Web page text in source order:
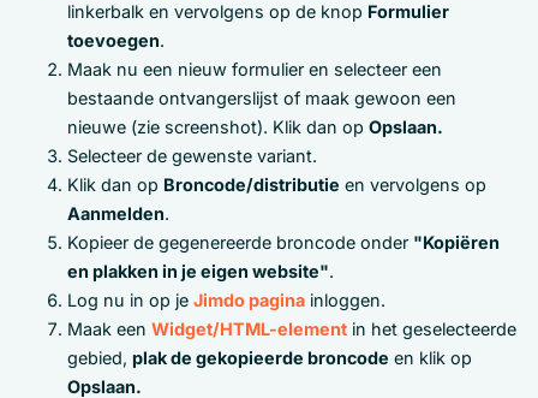
linkerbalk en vervolgens op de knop Formulier
toevoegen.
Maak nu een nieuw formulier en selecteer een
bestaande ontvangerslijst of maak gewoon een
nieuwe (zie screenshot). Klik dan op Opslaan.
Selecteer de gewenste variant.
Klik dan op Broncode/distributie en vervolgens op
Aanmelden.
Kopieer de gegenereerde broncode onder "Kopiëren
en plakken in je eigen website".
Log nu in op je Jimdo pagina inloggen.
Maak een Widget/HTML-element in het geselecteerde
gebied, plak de gekopieerde broncode en klik op
Opslaan.